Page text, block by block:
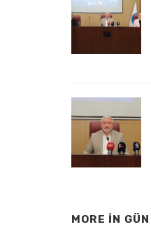
MORE IN